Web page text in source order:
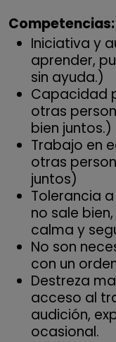
Competencias:
Iniciativa y
aprender,
sin ayuda.)
Capacidad
otras
bien juntos.)
Trabajo en
otras
juntos)
Tolerancia
no sale
calma y
No son
con un
Destreza
acceso al
audición,
ocasional.